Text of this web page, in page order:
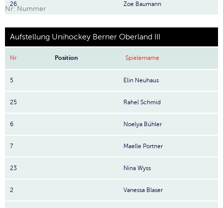
26 Zoe Baumann
Nr: Nummer
Aufstellung Unihockey Berner Oberland III
Nr Position Spielername
5 Elin Neuhaus
25 Rahel Schmid
6 Noelya Bühler
7 Maelle Portner
23 Nina Wyss
2 Vanessa Blaser